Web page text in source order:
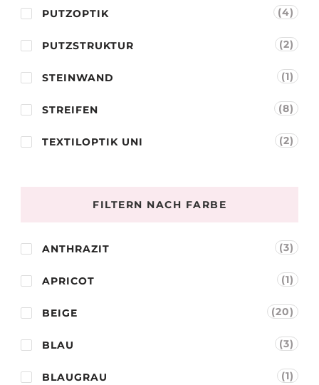
PUTZOPTIK (4)
PUTZSTRUKTUR (2)
STEINWAND (1)
STREIFEN (8)
TEXTILOPTIK UNI (2)
FILTERN NACH FARBE
ANTHRAZIT (3)
APRICOT (1)
BEIGE (20)
BLAU (3)
BLAUGRAU (1)